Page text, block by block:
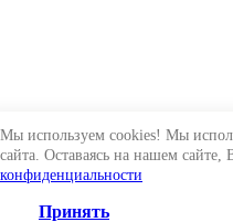
Мы используем cookies! Мы
сайта. Оставаясь на нашем сайте,
конфиденциальности
Принять